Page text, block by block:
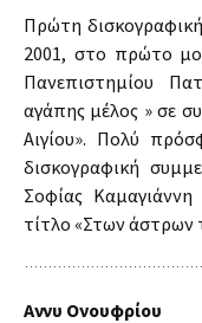
Πρώτη
2001, στο πρώτο
Πανεπιστημίου
αγάπης μέλος » σε
Αιγίου». Πολύ
δισκογραφική
Σοφίας
τίτλο «Στων άστρων
Αννυ Ονουφρίου